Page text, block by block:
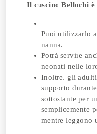
Il cuscino Bellochi
Puoi utilizzarlo
nanna.
Potrà servire
neonati nelle
Inoltre, gli adulti
supporto
sottostante per
semplicemente
mentre leggono